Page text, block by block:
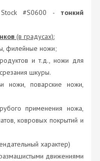
#S0600 - тонкий
(в градусах):
филейные ножи;
и т.д., ножи для
шкуры.
ножи, поварские ножи,
применения ножа,
ковровых покрытий и
характер)
движениями